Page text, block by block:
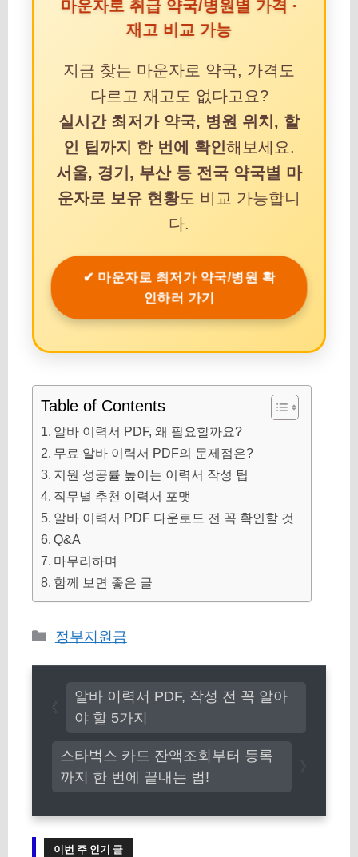
마운자로 취급 약국/병원별 가격 ·
재고 비교 가능
지금 찾는 마운자로 약국, 가격도
다르고 재고도 없다고요?
실시간 최저가 약국, 병원 위치, 할
인 팁까지 한 번에 확인해보세요.
서울, 경기, 부산 등 전국 약국별 마
운자로 보유 현황도 비교 가능합니
다.
✔ 마운자로 최저가 약국/병원 확
인하러 가기
Table of Contents
알바 이력서 PDF, 왜 필요할까요?
무료 알바 이력서 PDF의 문제점은?
지원 성공률 높이는 이력서 작성 팁
직무별 추천 이력서 포맷
알바 이력서 PDF 다운로드 전 꼭 확인할 것
Q&A
마무리하며
함께 보면 좋은 글
카
정부지원금
스타벅스 카드 잔액조회부터 등록
까지 한 번에 끝내는 법!
알바 이력서 PDF, 작성 전 꼭 알아
야 할 5가지
이번 주 인기 글